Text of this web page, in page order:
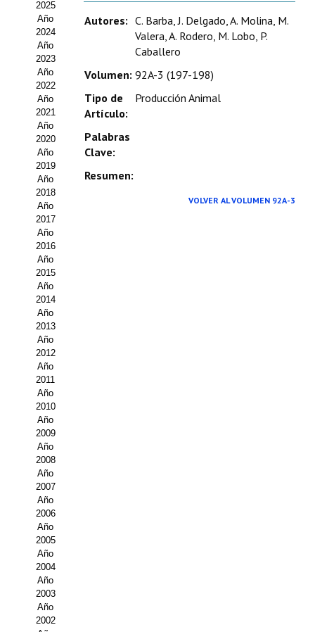
Estatutos
Hacerse socio
Noticias
Galería de Fotos
Web AIDA 2.0
REVISTA ITEA
Presentación ITEA
Equipo Editorial
Leer revista ITEA
Directrices para autores/as
Políticas Editoriales
Propuesta Volumen Especial
Sello Calidad FECYT
Premio Prensa Agraria
Buscador de Artículos
JORNADAS AIDA
Presentación Jornadas
Comunicaciones
Jornadas PAM 2026
Premio Jóvenes Investigadores
Buscador de Comunicaciones
2025
Año
2024
Año
2023
Año
2022
Año
2021
Año
2020
Año
2019
Año
2018
Año
2017
Año
2016
Año
2015
Año
2014
Año
2013
Año
2012
Año
2011
Año
2010
Año
2009
Año
2008
Año
2007
Año
2006
Año
2005
Año
2004
Año
2003
Año
2002
Autores: C. Barba, J. Delgado, A. Molina, M.
Valera, A. Rodero, M. Lobo, P.
Caballero
Volumen: 92A-3 (197-198)
Tipo de
Artículo:
Producción Animal
Palabras
Clave:
Resumen:
VOLVER AL VOLUMEN 92A-3